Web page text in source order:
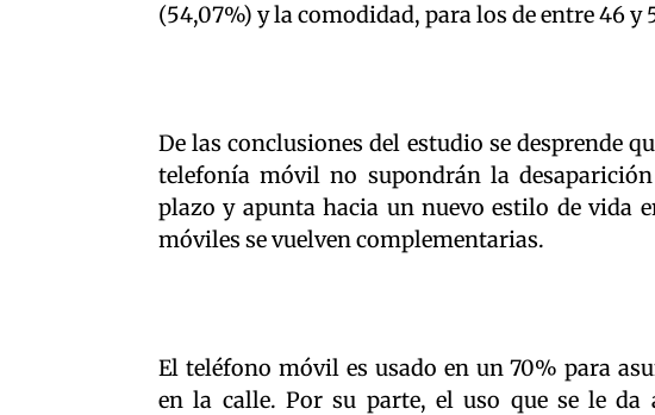
(54,07%) y la comodidad, para los de entre 46 y
De las conclusiones del estudio se desprende
telefonía móvil no supondrán la
plazo y apunta hacia un nuevo estilo de vida
móviles se vuelven complementarias.
El teléfono móvil es usado en un 70% para
en la calle. Por su parte, el uso que se le da